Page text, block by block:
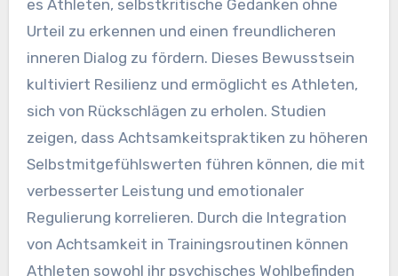
Selbstmitgefühl?
Achtsamkeit verbessert das Selbstmitgefühl
erheblich, indem sie das Bewusstsein und die
Akzeptanz der eigenen Gedanken und Gefühle
fördert. Achtsamkeit zu praktizieren ermöglicht
es Athleten, selbstkritische Gedanken ohne
Urteil zu erkennen und einen freundlicheren
inneren Dialog zu fördern. Dieses Bewusstsein
kultiviert Resilienz und ermöglicht es Athleten,
sich von Rückschlägen zu erholen. Studien